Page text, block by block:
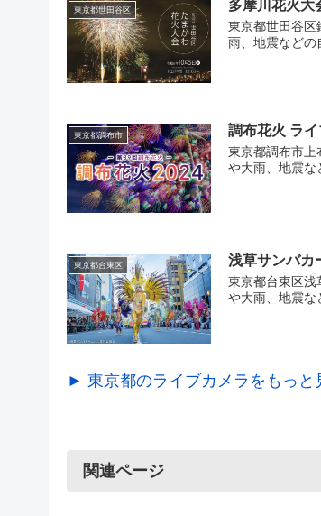
東京都世田谷区 多摩川花火大
東京都世田谷区
雨、地震などの
東京都調布市 調布花火 ラ
東京都調布市上
や大雨、地震な
東京都台東区 浅草サンバカ
東京都台東区浅
や大雨、地震な
► 東京都のライブカメラをもっと
関連ページ